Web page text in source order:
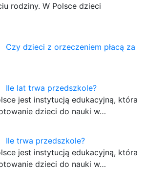
rodziny. W Polsce dzieci
Czy dzieci z orzeczeniem płacą za
Ile lat trwa przedszkole?
jest instytucją edukacyjną, która
dzieci do nauki w…
Ile trwa przedszkole?
jest instytucją edukacyjną, która
dzieci do nauki w…